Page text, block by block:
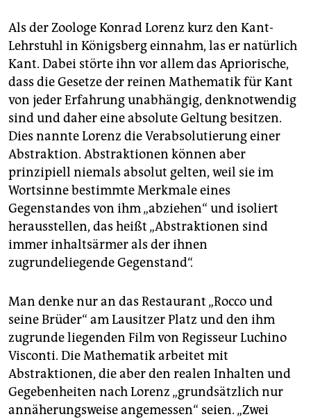
Als der Zoologe Konrad Lorenz kurz den Kant-
Lehrstuhl in Königsberg einnahm, las er natürlich
Kant. Dabei störte ihn vor allem das Apriorische,
dass die Gesetze der reinen Mathematik für Kant
von jeder Erfahrung unabhängig, denknotwendig
sind und daher eine absolute Geltung besitzen.
Dies nannte Lorenz die Verabsolutierung einer
Abstraktion. Abstraktionen können aber
prinzipiell niemals absolut gelten, weil sie im
Wortsinne bestimmte Merkmale eines
Gegenstandes von ihm „abziehen“ und isoliert
herausstellen, das heißt „Abstraktionen sind
immer inhaltsärmer als der ihnen
zugrundeliegende Gegenstand“.
Man denke nur an das Restaurant „Rocco und
seine Brüder“ am Lausitzer Platz und den ihm
zugrunde liegenden Film von Regisseur Luchino
Visconti. Die Mathematik arbeitet mit
Abstraktionen, die aber den realen Inhalten und
Gegebenheiten nach Lorenz „grundsätzlich nur
annäherungsweise angemessen“ seien. „Zwei